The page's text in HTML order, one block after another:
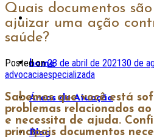
home
Áreas de Atuação
Blog
Quais documentos
ajuizar uma ação
saúde?
Posted on23 de abril de 202130 de
advocaciaespecializada
Sabemos que você está
problemas relacionados
e necessita de ajuda.
principais documentos